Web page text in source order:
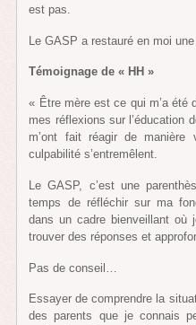
est pas.
Le GASP a restauré en moi une
Témoignage de « HH »
« Être mère est ce qui m’a été
mes réflexions sur l’éducation
m’ont fait réagir de manière
culpabilité s’entremêlent.
Le GASP, c’est une
temps de réfléchir sur ma
dans un cadre bienveillant
trouver des réponses et
Pas de conseil…
Essayer de comprendre la
des parents que je connais